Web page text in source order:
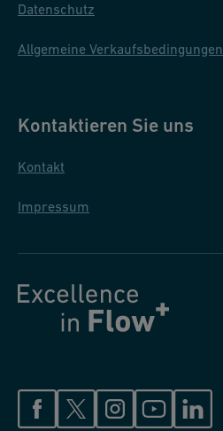
Datenschutz
Allgemeine Verkaufsbedingungen
Kontaktieren Sie uns
Kontakt
Impressum